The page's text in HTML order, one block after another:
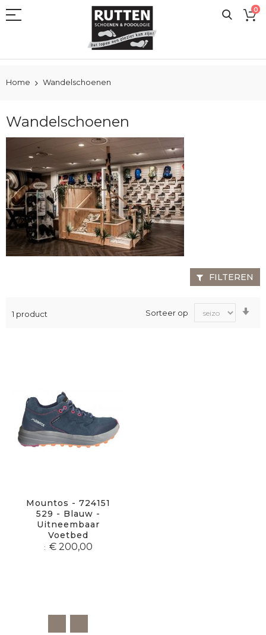
naar
0
Home Wandelschoenen
Wandelschoenen
1 product Sorteer op
Mountos - 724151
529 - Blauw -
Uitneembaar
Voetbed
€ 200,00
FILTEREN